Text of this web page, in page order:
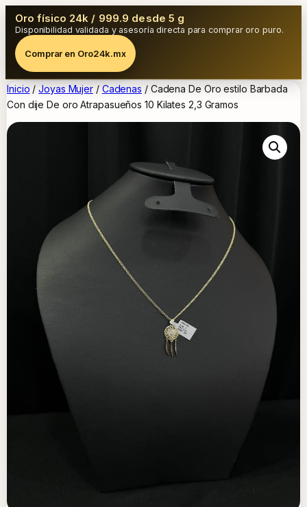
Oro físico 24k / 999.9 desde 5 g
Disponibilidad validada y asesoría directa para comprar oro puro.
Comprar en Oro24k.mx
Inicio /Joyas Mujer / Cadenas / Cadena De Oro estilo Barbada
Con dije De oro Atrapasueños 10 Kilates 2,3 Gramos